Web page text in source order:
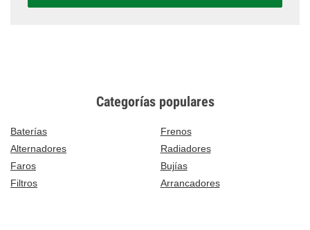
Categorías populares
Baterías
Frenos
Alternadores
Radiadores
Faros
Bujías
Filtros
Arrancadores